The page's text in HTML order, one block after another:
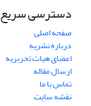
دسترسی سریع
صفحه اصلی
درباره نشریه
اعضای هیات تحریریه
ارسال مقاله
تماس با ما
نقشه سایت